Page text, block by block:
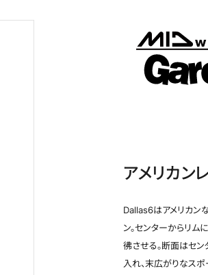
アメリカン
Dallas6はアメリカン
ン。センターからリ
彿させる。断面はセ
入れ、末広がりなス